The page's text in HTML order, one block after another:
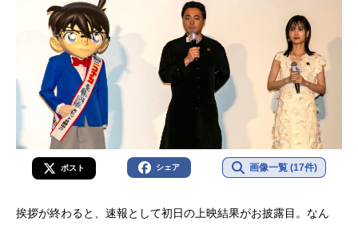
ポスト シェア 画像一覧 (17件)
挨拶が終わると、速報として初日の上映結果がお披露目。なん